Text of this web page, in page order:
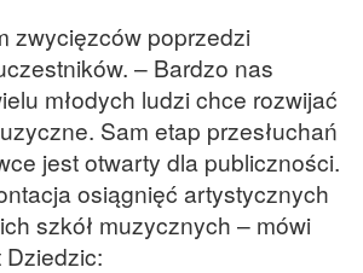
zwycięzców poprzedzi
– Bardzo nas
młodych ludzi chce rozwijać
Sam etap przesłuchań
jest otwarty dla publiczności.
osiągnięć artystycznych
szkół muzycznych – mówi